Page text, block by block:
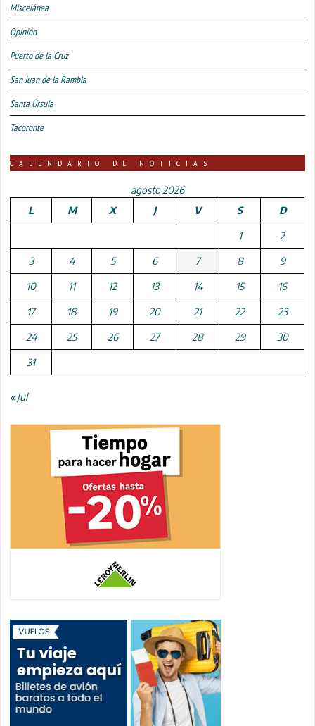
Miscelánea
Opinión
Puerto de la Cruz
San Juan de la Rambla
Santa Úrsula
Tacoronte
CALENDARIO DE NOTICIAS
agosto 2026
L
M X J V S D
1 2
3 4 5 6 7 8 9
10 11 12 13 14 15 16
17 18 19 20 21 22 23
24 25 26 27 28 29 30
31
« Jul